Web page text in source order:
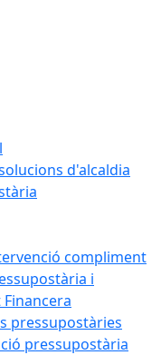
d'alcaldia
compliment
i
pressupostàries
pressupostària